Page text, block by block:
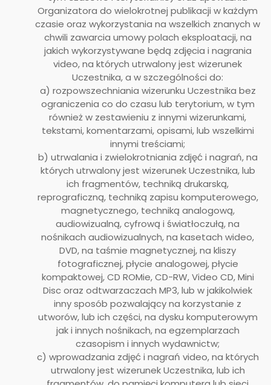
Organizatora do wielokrotnej publikacji w każdym
czasie oraz wykorzystania na wszelkich znanych w
chwili zawarcia umowy polach eksploatacji, na
jakich wykorzystywane będą zdjęcia i nagrania
video, na których utrwalony jest wizerunek
Uczestnika, a w szczególności do:
a) rozpowszechniania wizerunku Uczestnika bez
ograniczenia co do czasu lub terytorium, w tym
również w zestawieniu z innymi wizerunkami,
tekstami, komentarzami, opisami, lub wszelkimi
innymi treściami;
b) utrwalania i zwielokrotniania zdjęć i nagrań, na
których utrwalony jest wizerunek Uczestnika, lub
ich fragmentów, techniką drukarską,
reprograficzną, techniką zapisu komputerowego,
magnetycznego, techniką analogową,
audiowizualną, cyfrową i światłoczułą, na
nośnikach audiowizualnych, na kasetach wideo,
DVD, na taśmie magnetycznej, na kliszy
fotograficznej, płycie analogowej, płycie
kompaktowej, CD ROMie, CD-RW, Video CD, Mini
Disc oraz odtwarzaczach MP3, lub w jakikolwiek
inny sposób pozwalający na korzystanie z
utworów, lub ich części, na dysku komputerowym
jak i innych nośnikach, na egzemplarzach
czasopism i innych wydawnictw;
c) wprowadzania zdjęć i nagrań video, na których
utrwalony jest wizerunek Uczestnika, lub ich